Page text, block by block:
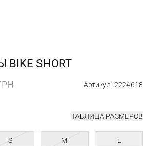
SHORT
Артикул: 2224618
ТАБЛИЦА РАЗМЕРОВ
S M L